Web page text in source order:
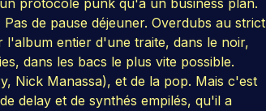
protocole punk qu'à un business plan.
de pause déjeuner. Overdubs au strict
l'album entier d'une traite, dans le noir,
dans les bacs le plus vite possible.
Nick Manassa), et de la pop. Mais c'est
delay et de synthés empilés, qu'il a